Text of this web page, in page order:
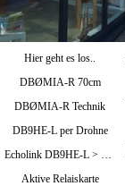
Hier geht es los..
DBØMIA-R 70cm
DBØMIA-R Technik
DB9HE-L per Drohne
Echolink DB9HE-L > Bild oben / DBØMIA-R >Bild unten
Aktive Relaiskarte